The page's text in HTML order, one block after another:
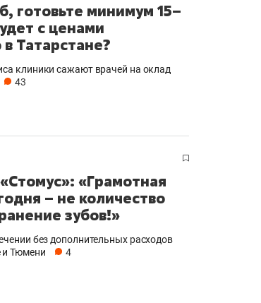
готовьте минимум 15–
с ценами
Татарстане?
клиники сажают врачей на оклад
43
«Грамотная
– не количество
зубов!»
без дополнительных расходов
и Тюмени
4